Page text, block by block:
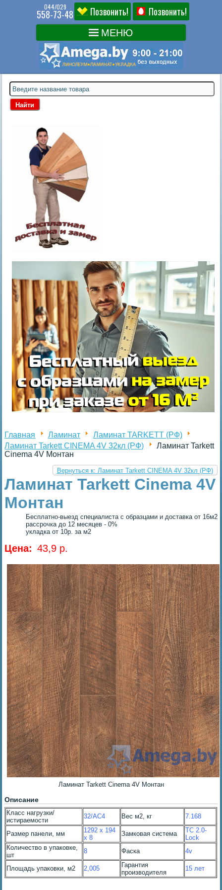
044/029
558-73-48 Позвонить! Позвонить!
Главная Ламинат
Ламинат TARKETT (РФ)
Ламинат Tarkett CINEMA 4V 32кл (РФ)
Ламинат Tarkett
Cinema 4V Монтан
Вернуться к: Ламинат Tarkett CINEMA 4V 32кл (РФ)
Ламинат Tarkett Cinema 4V
Монтан
Бесплатно-выезд специалиста с образцами и доставка от 16м2
рассрочка до 12 месяцев - 0%
укладка от 10р. за м2
Цена: 43,9 p.
Ламинат Tarkett Cinema 4V Монтан
Описание
Класс нагрузки/
истираемости
32/AC4 Вес м2, кг 7.168
Размер панели, мм
1292 x 194
x 8
Замковая система
TC 2.0-
Lock
Количество в упаковке,
шт
8 Фаска 4v
Площадь упаковки, м2 2,005
Гарантия
производителя
15 лет